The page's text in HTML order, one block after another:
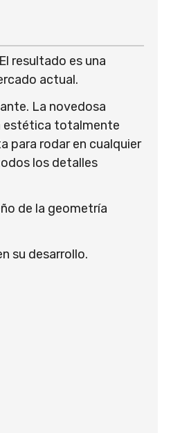
resultado es una
actual.
La novedosa
estética totalmente
para rodar en cualquier
los detalles
de la geometría
su desarrollo.